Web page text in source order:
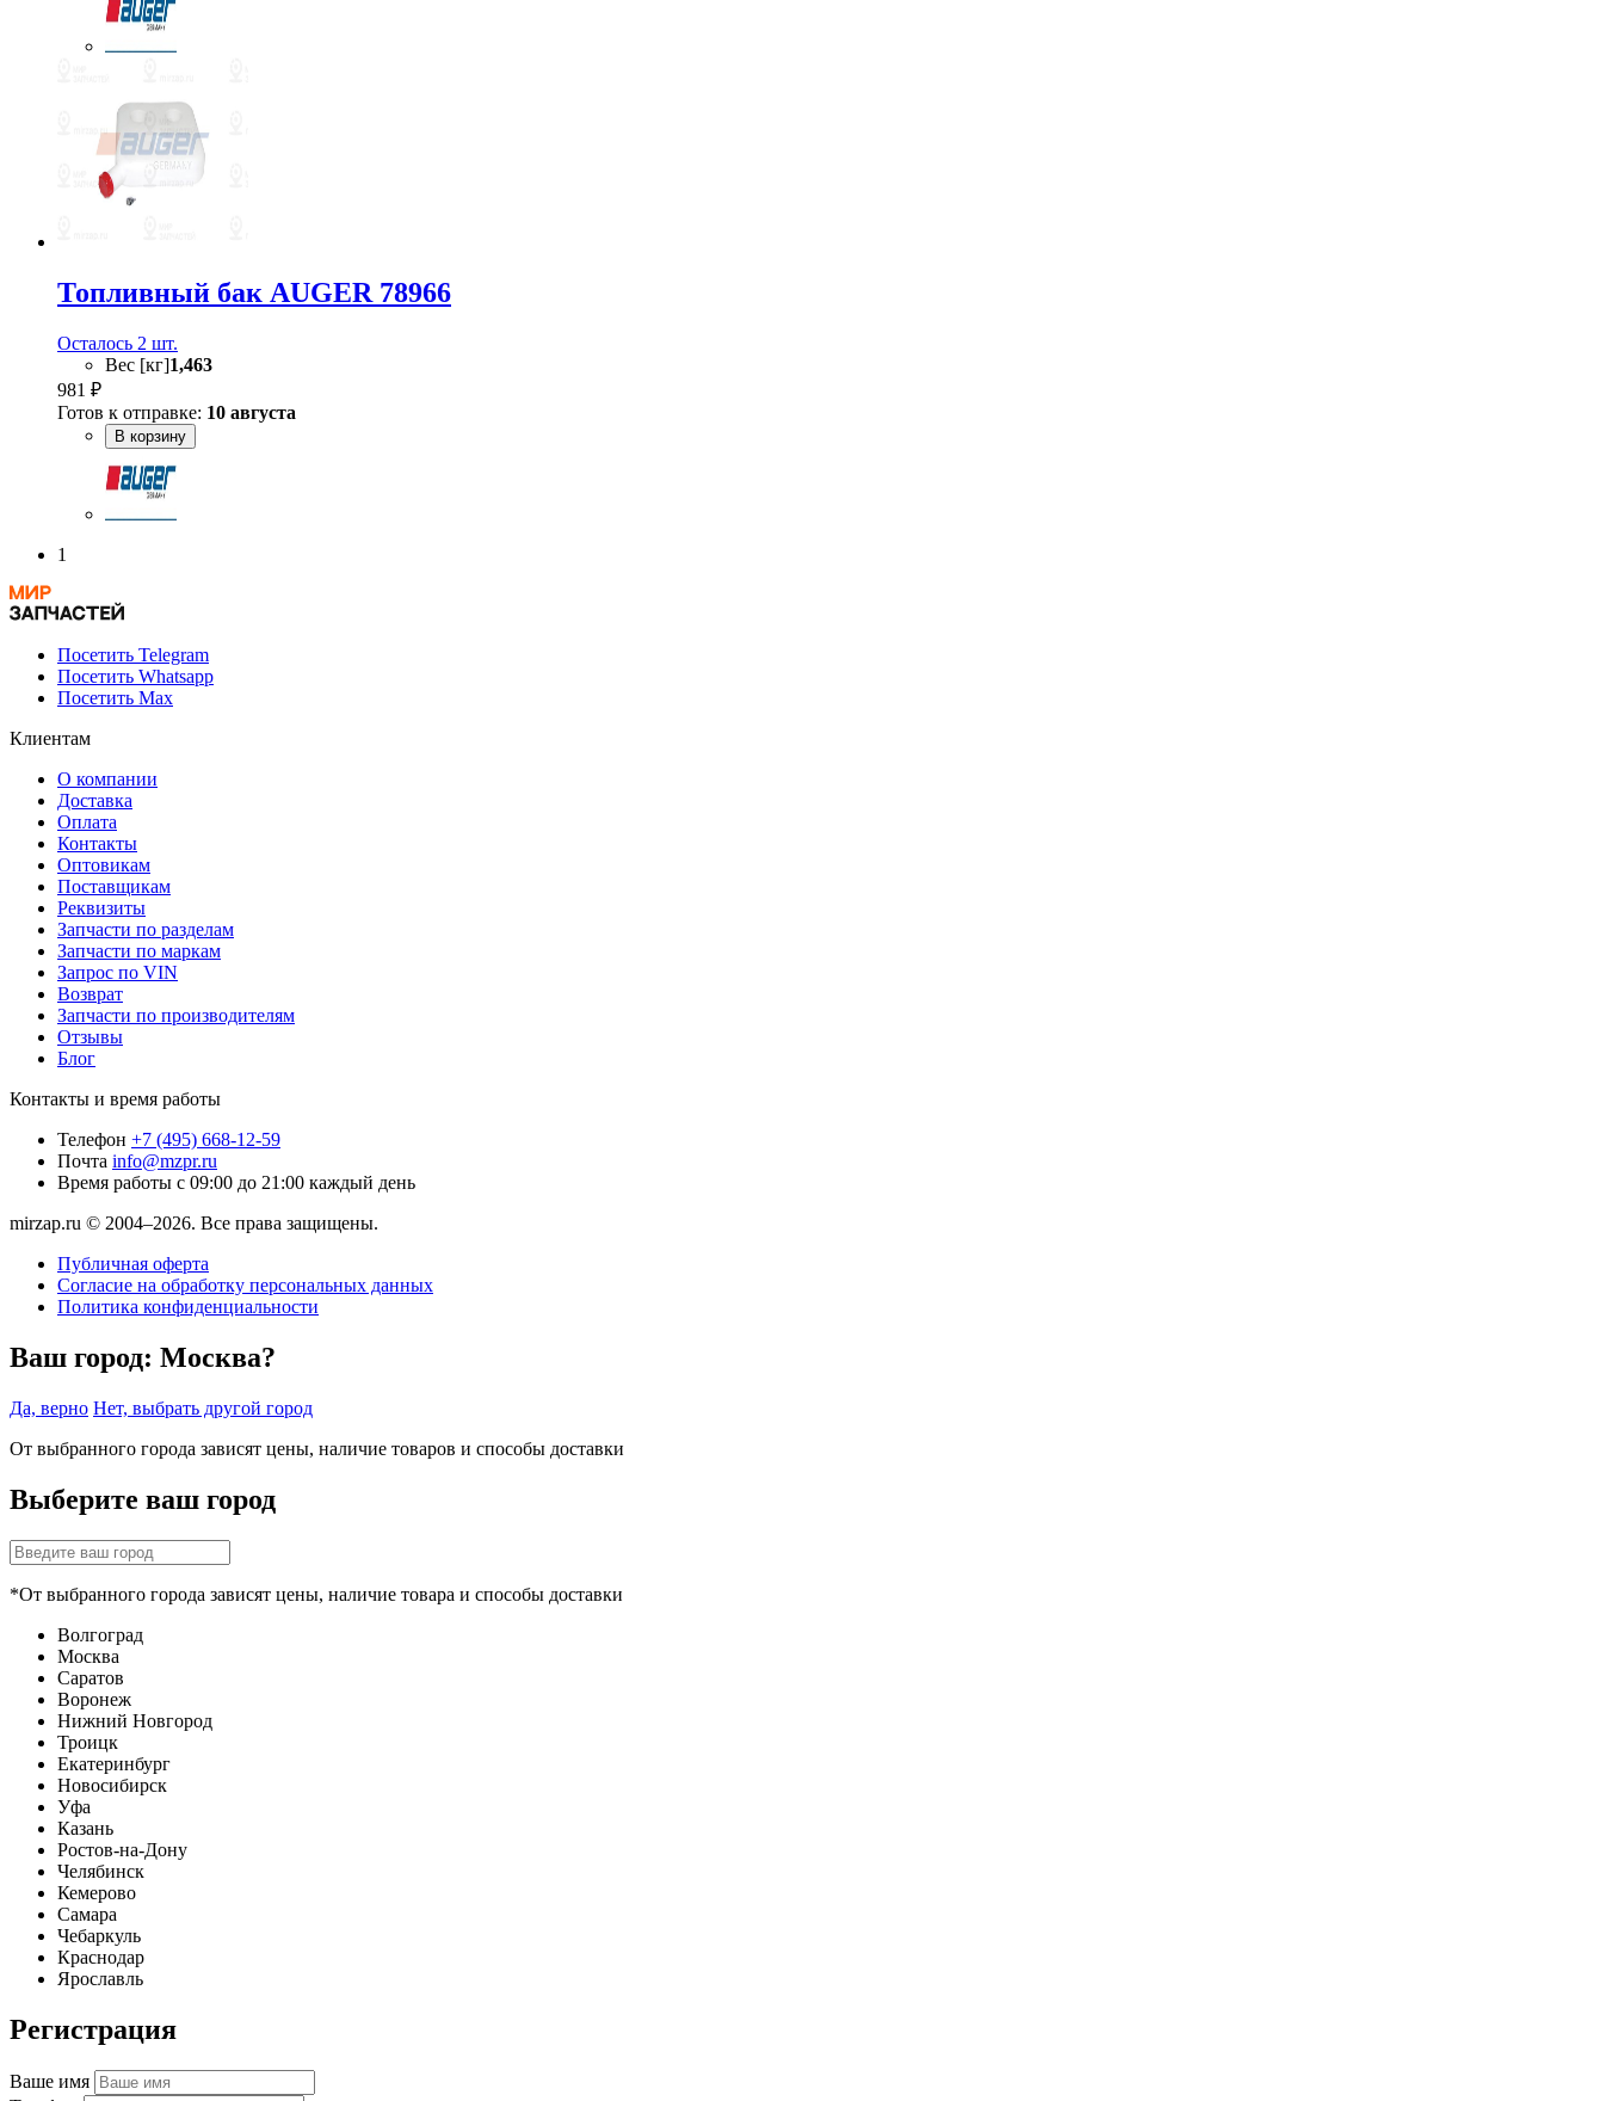
Топливный бак AUGER 78966
Осталось 2 шт.
Вес [кг]1,463
981 ₽
Готов к отправке: 10 августа
В корзину
1
Посетить Telegram
Посетить Whatsapp
Посетить Max
Клиентам
О компании
Доставка
Оплата
Контакты
Оптовикам
Поставщикам
Реквизиты
Запчасти по разделам
Запчасти по маркам
Запрос по VIN
Возврат
Запчасти по производителям
Отзывы
Блог
Контакты и время работы
Телефон +7 (495) 668-12-59
Почта info@mzpr.ru
Время работы с 09:00 до 21:00 каждый день
mirzap.ru © 2004–2026. Все права защищены.
Публичная оферта
Согласие на обработку персональных данных
Политика конфиденциальности
Ваш город: Москва?
Да, верно Нет, выбрать другой город
От выбранного города зависят цены, наличие товаров и способы доставки
Выберите ваш город
*От выбранного города зависят цены, наличие товара и способы доставки
Волгоград
Москва
Саратов
Воронеж
Нижний Новгород
Троицк
Екатеринбург
Новосибирск
Уфа
Казань
Ростов-на-Дону
Челябинск
Кемерово
Самара
Чебаркуль
Краснодар
Ярославль
Регистрация
Ваше имя